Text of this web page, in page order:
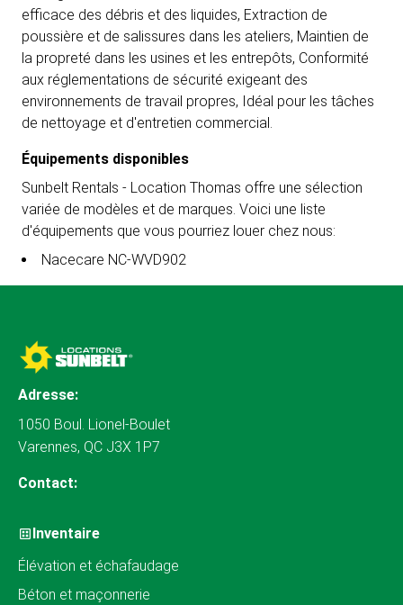
efficace des débris et des liquides, Extraction de
poussière et de salissures dans les ateliers, Maintien de
la propreté dans les usines et les entrepôts, Conformité
aux réglementations de sécurité exigeant des
environnements de travail propres, Idéal pour les tâches
de nettoyage et d'entretien commercial.
Équipements disponibles
Sunbelt Rentals - Location Thomas offre une sélection
variée de modèles et de marques. Voici une liste
d'équipements que vous pourriez louer chez nous:
Nacecare NC-WVD902
Adresse:
1050 Boul. Lionel-Boulet
Varennes, QC J3X 1P7
Contact:
Inventaire
Élévation et échafaudage
Béton et maçonnerie